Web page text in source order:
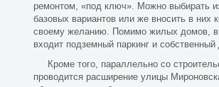
ремонтом, «под ключ». Можно выбирать
базовых вариантов или же вносить в них
своему желанию. Помимо жилых домов, в
входит подземный паркинг и собственный
Кроме того, параллельно со
проводится расширение улицы